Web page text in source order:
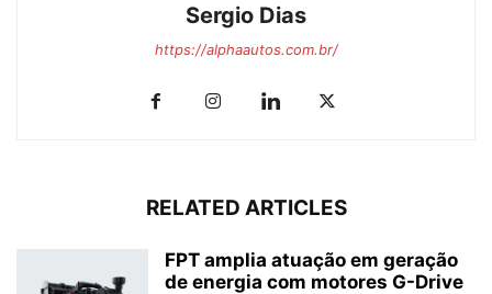
Sergio Dias
https://alphaautos.com.br/
RELATED ARTICLES
FPT amplia atuação em geração
de energia com motores G-Drive